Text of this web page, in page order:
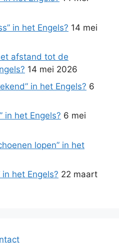
in het Engels? 14 mei
afstand tot de
14 mei 2026
in het Engels? 6
in het Engels? 6 mei
lopen” in het
het Engels? 22 maart